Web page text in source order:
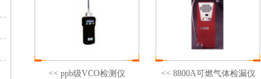
<< ppb级VCO检测仪 << 8800A可燃气体检漏仪